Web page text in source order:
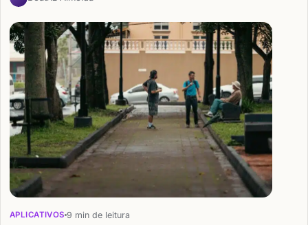
APLICATIVOS 9 min de leitura